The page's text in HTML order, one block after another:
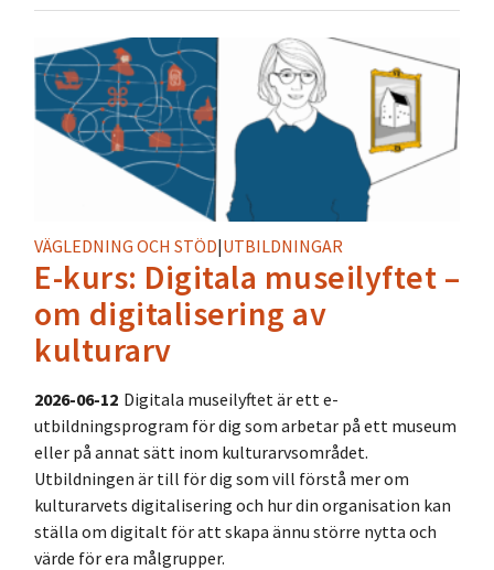
VÄGLEDNING OCH STÖD|UTBILDNINGAR
E-kurs: Digitala museilyftet –
om digitalisering av
kulturarv
2026-06-12 Digitala museilyftet är ett e-
utbildningsprogram för dig som arbetar på ett museum
eller på annat sätt inom kulturarvsområdet.
Utbildningen är till för dig som vill förstå mer om
kulturarvets digitalisering och hur din organisation kan
ställa om digitalt för att skapa ännu större nytta och
värde för era målgrupper.